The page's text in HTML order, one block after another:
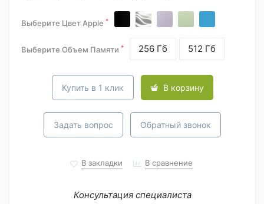
Выберите Цвет Apple *
Выберите Объем Памяти * 256 Гб 512 Гб
Купить в 1 клик В корзину
Задать вопрос Обратный звонок
В закладки В сравнение
Консультация специалиста